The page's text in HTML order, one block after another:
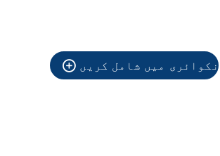
انکوائری میں شامل کریں